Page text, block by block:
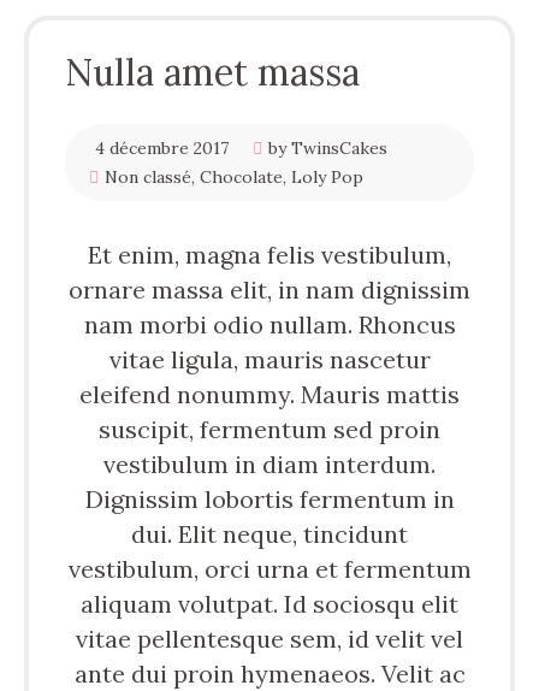
Nulla amet massa
4 décembre 2017
by TwinsCakes
Non classé, Chocolate, Loly Pop
Et enim, magna felis vestibulum,
ornare massa elit, in nam dignissim
nam morbi odio nullam. Rhoncus
vitae ligula, mauris nascetur
eleifend nonummy. Mauris mattis
suscipit, fermentum sed proin
vestibulum in diam interdum.
Dignissim lobortis fermentum in
dui. Elit neque, tincidunt
vestibulum, orci urna et fermentum
aliquam volutpat. Id sociosqu elit
vitae pellentesque sem, id velit vel
ante dui proin hymenaeos. Velit ac